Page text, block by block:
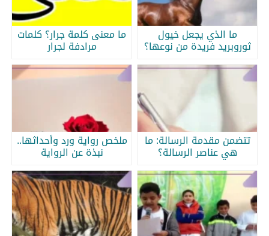
ما الذي يجعل خيول
ثوروبريد فريدة من نوعها؟
ما معنى كلمة جرار؟ كلمات
مرادفة لجرار
تتضمن مقدمة الرسالة: ما
هي عناصر الرسالة؟
ملخص رواية ورد وأحداثها..
نبذة عن الرواية